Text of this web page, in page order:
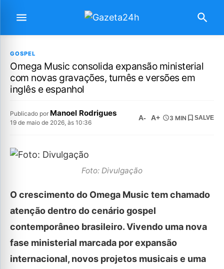
GOSPEL
Omega Music consolida expansão ministerial
com novas gravações, turnês e versões em
inglês e espanhol
Publicado por Manoel Rodrigues
19 de maio de 2026, às 10:36
A- A+ 3 MIN SALVE
Foto: Divulgação
O crescimento do Omega Music tem chamado
atenção dentro do cenário gospel
contemporâneo brasileiro. Vivendo uma nova
fase ministerial marcada por expansão
internacional, novos projetos musicais e uma